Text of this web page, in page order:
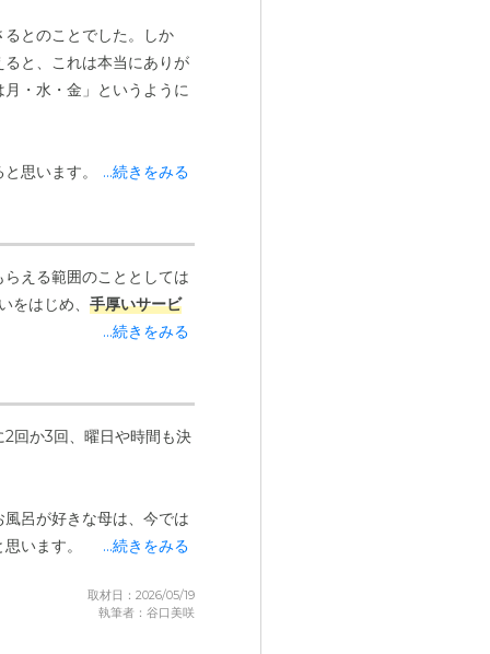
るとのことでした。しか
と、これは本当にありが
・水・金」というように
思います。一人ひとりの
すが、それは施設への不
かりと見てくださっている
...続きをみる
える範囲のこととしては
はじめ、 手厚いサービ
...続きをみる
回か3回、曜日や時間も決
呂が好きな母は、今では
います。
...続きをみる
取材日：2026/05/19
執筆者：谷口美咲